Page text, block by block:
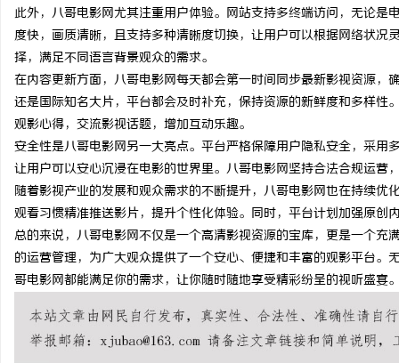
此外，八哥电影网尤其注重用户体验。网站支持多终端访问，无论
度快，画质清晰，且支持多种清晰度切换，让用户可以根据网络状
择，满足不同语言背景观众的需求。
在内容更新方面，八哥电影网每天都会第一时间同步最新影视资源
还是国际知名大片，平台都会及时补充，保持资源的新鲜度和多样
观影心得，交流影视话题，增加互动乐趣。
安全性是八哥电影网另一大亮点。平台严格保障用户隐私安全，采
让用户可以安心沉浸在电影的世界里。八哥电影网坚持合法合规运
随着影视产业的发展和观众需求的不断提升，八哥电影网也在持续
观看习惯精准推送影片，提升个性化体验。同时，平台计划加强原
总的来说，八哥电影网不仅是一个高清影视资源的宝库，更是一个
的运营管理，为广大观众提供了一个安心、便捷和丰富的观影平台
哥电影网都能满足你的需求，让你随时随地享受精彩纷呈的视听盛宴
武汉配眼镜 上海配眼镜